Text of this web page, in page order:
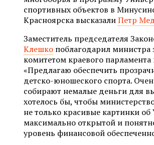
спортивных объектов в
Красноярска высказалиПетр
Заместитель председателя
Клешко поблагодарил
комитетом краевого
«Предлагаю обеспечить
детско-юношеского спорта.
собирают немалые деньги для
хотелось бы, чтобы
не только красивые картинки
максимально открытой и
уровень финансовой